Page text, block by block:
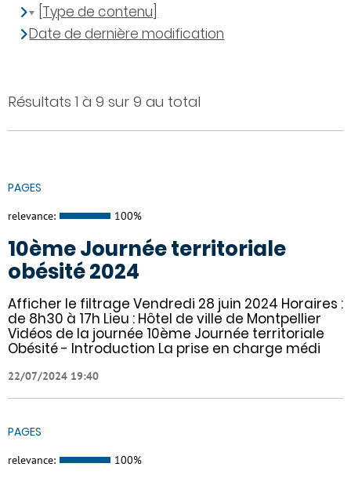
Résultats 1 à 9 sur 9 au total
PAGES
relevance: 100%
10ème Journée territoriale
obésité 2024
Afficher le filtrage Vendredi 28 juin 2024 Horaires :
de 8h30 à 17h Lieu : Hôtel de ville de Montpellier
Vidéos de la journée 10ème Journée territoriale
Obésité - Introduction La prise en charge médi
22/07/2024 19:40
PAGES
relevance: 100%
[Type de contenu]
Date de dernière modification